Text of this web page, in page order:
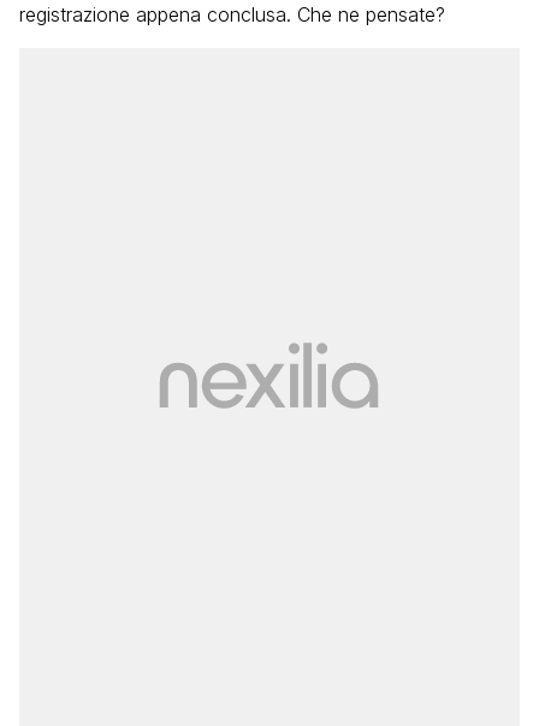
registrazione appena conclusa. Che ne pensate?